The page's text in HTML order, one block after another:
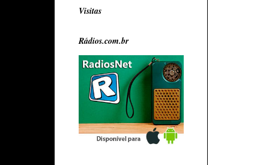
Visitas
Rádios.com.br